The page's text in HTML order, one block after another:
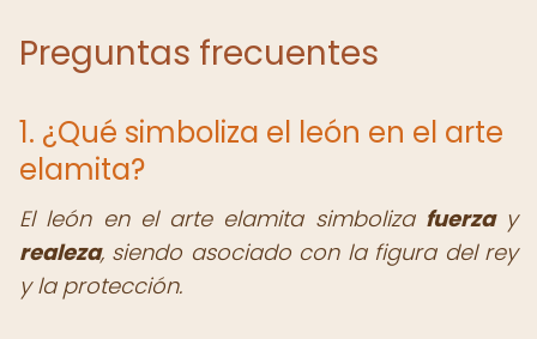
Preguntas frecuentes
1. ¿Qué simboliza el león en el arte
elamita?
El león en el arte elamita simboliza fuerzay
realeza, siendo asociado con la figura del rey
y la protección.